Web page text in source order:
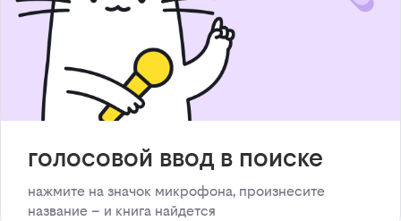
голосовой ввод в поиске
нажмите на значок микрофона, произнесите
название – и книга найдется